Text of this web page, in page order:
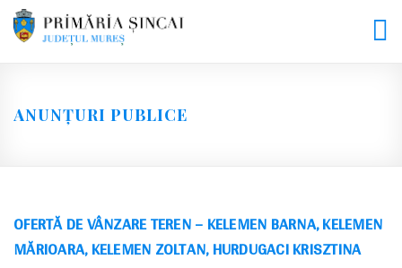
Skip
ANUNȚURI PUBLICE
OFERTĂ DE VÂNZARE TEREN – KELEMEN BARNA, KELEMEN
MĂRIOARA, KELEMEN ZOLTAN, HURDUGACI KRISZTINA